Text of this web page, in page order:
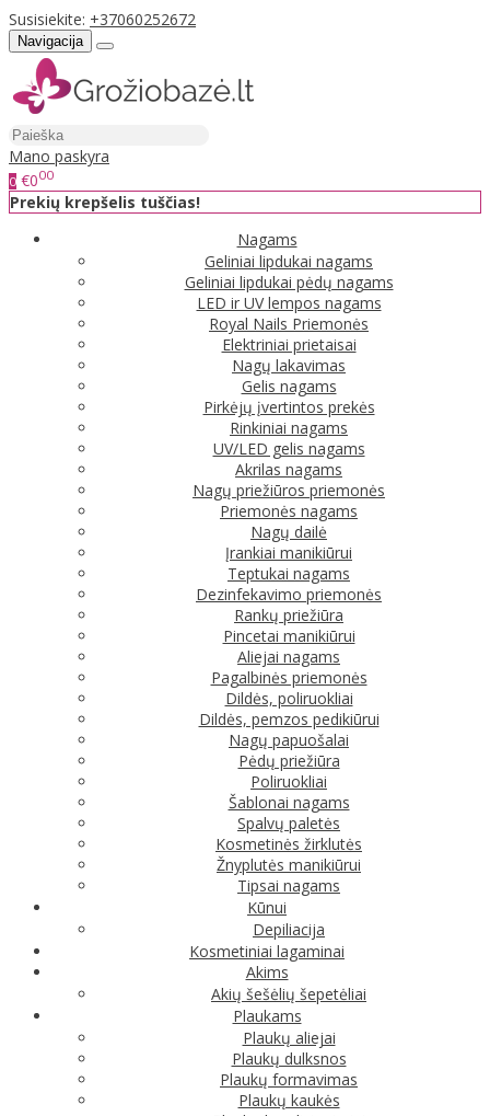
Susisiekite: +37060252672
Navigacija
Mano paskyra
0 €000
Prekių krepšelis tuščias!
Nagams
Geliniai lipdukai nagams
Geliniai lipdukai pėdų nagams
LED ir UV lempos nagams
Royal Nails Priemonės
Elektriniai prietaisai
Nagų lakavimas
Gelis nagams
Pirkėjų įvertintos prekės
Rinkiniai nagams
UV/LED gelis nagams
Akrilas nagams
Nagų priežiūros priemonės
Priemonės nagams
Nagų dailė
Įrankiai manikiūrui
Teptukai nagams
Dezinfekavimo priemonės
Rankų priežiūra
Pincetai manikiūrui
Aliejai nagams
Pagalbinės priemonės
Dildės, poliruokliai
Dildės, pemzos pedikiūrui
Nagų papuošalai
Pėdų priežiūra
Poliruokliai
Šablonai nagams
Spalvų paletės
Kosmetinės žirklutės
Žnyplutės manikiūrui
Tipsai nagams
Kūnui
Depiliacija
Kosmetiniai lagaminai
Akims
Akių šešėlių šepetėliai
Plaukams
Plaukų aliejai
Plaukų dulksnos
Plaukų formavimas
Plaukų kaukės